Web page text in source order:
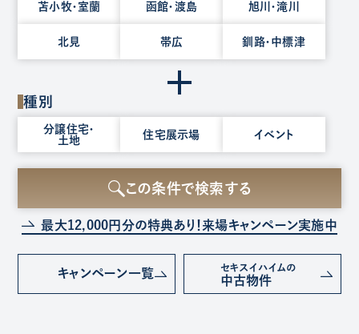
苫小牧・室蘭 函館・渡島 旭川・滝川
北見 帯広 釧路・中標津
種別
を
択
分譲住宅・
土地
住宅展示場 イベント
この条件で検索する
最大12,000円分の特典あり！来場キャンペーン実施中
キャンペーン一覧 セキスイハイムの
中古物件